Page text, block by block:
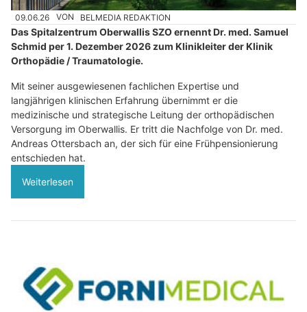
09.06.26 VON BELMEDIA REDAKTION
Das Spitalzentrum Oberwallis SZO ernennt Dr. med. Samuel
Schmid per 1. Dezember 2026 zum Klinikleiter der Klinik
Orthopädie / Traumatologie.
Mit seiner ausgewiesenen fachlichen Expertise und
langjährigen klinischen Erfahrung übernimmt er die
medizinische und strategische Leitung der orthopädischen
Versorgung im Oberwallis. Er tritt die Nachfolge von Dr. med.
Andreas Ottersbach an, der sich für eine Frühpensionierung
entschieden hat.
Weiterlesen